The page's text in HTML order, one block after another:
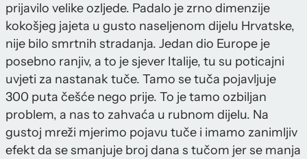
prijavilo velike ozljede. Padalo je zrno dimenzije
kokošjeg jajeta u gusto naseljenom dijelu Hrvatske,
nije bilo smrtnih stradanja. Jedan dio Europe je
posebno ranjiv, a to je sjever Italije, tu su poticajni
uvjeti za nastanak tuče. Tamo se tuča pojavljuje
300 puta češće nego prije. To je tamo ozbiljan
problem, a nas to zahvaća u rubnom dijelu. Na
gustoj mreži mjerimo pojavu tuče i imamo zanimljiv
efekt da se smanjuje broj dana s tučom jer se manja